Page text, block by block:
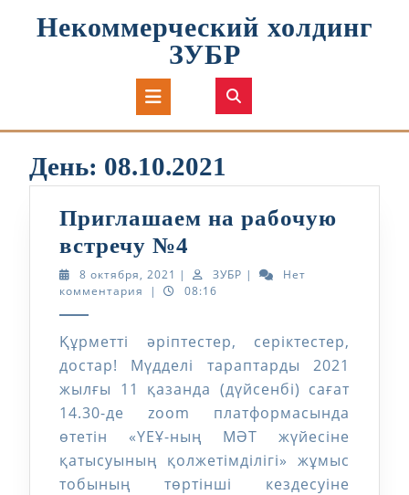
Некоммерческий холдинг
ЗУБР
Кнопка
Открыть
День: 08.10.2021
Приглашаем на рабочую
встречу №4
на
рабочую
№4
8 октября, 2021 8
октября,
| ЗУБР ЗУБР
|
Нет
комментария
| 08:16
Құрметті әріптестер, серіктестер,
достар! Мүдделі тараптарды 2021
жылғы 11 қазанда (дүйсенбі) сағат
14.30-де zoom платформасында
өтетін «ҮЕҰ-ның МӘТ жүйесіне
қатысуының қолжетімділігі» жұмыс
тобының төртінші кездесуіне